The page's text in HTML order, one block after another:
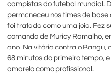
campistas do futebol mundial.
permaneceu nos times de base
foi tratado como uma joia. Fez
comando de Muricy Ramalho,
ano. Na vitória contra o Bangu,
68 minutos do primeiro tempo,
amarelo como profissional.